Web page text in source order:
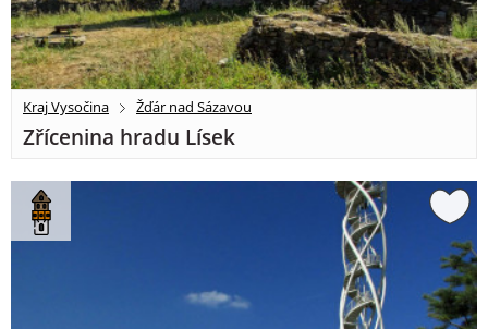
Kraj Vysočina Žďár nad Sázavou
Zřícenina hradu Lísek